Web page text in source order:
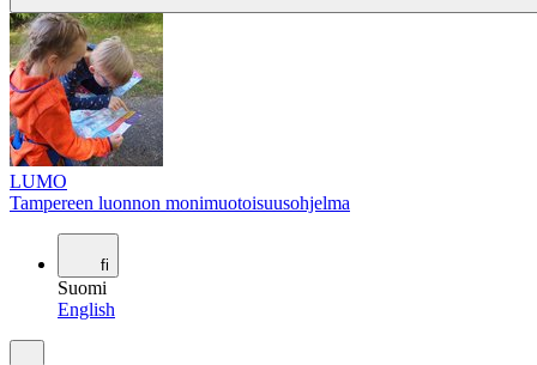
LUMO
Tampereen luonnon monimuotoisuusohjelma
fi
Suomi
English